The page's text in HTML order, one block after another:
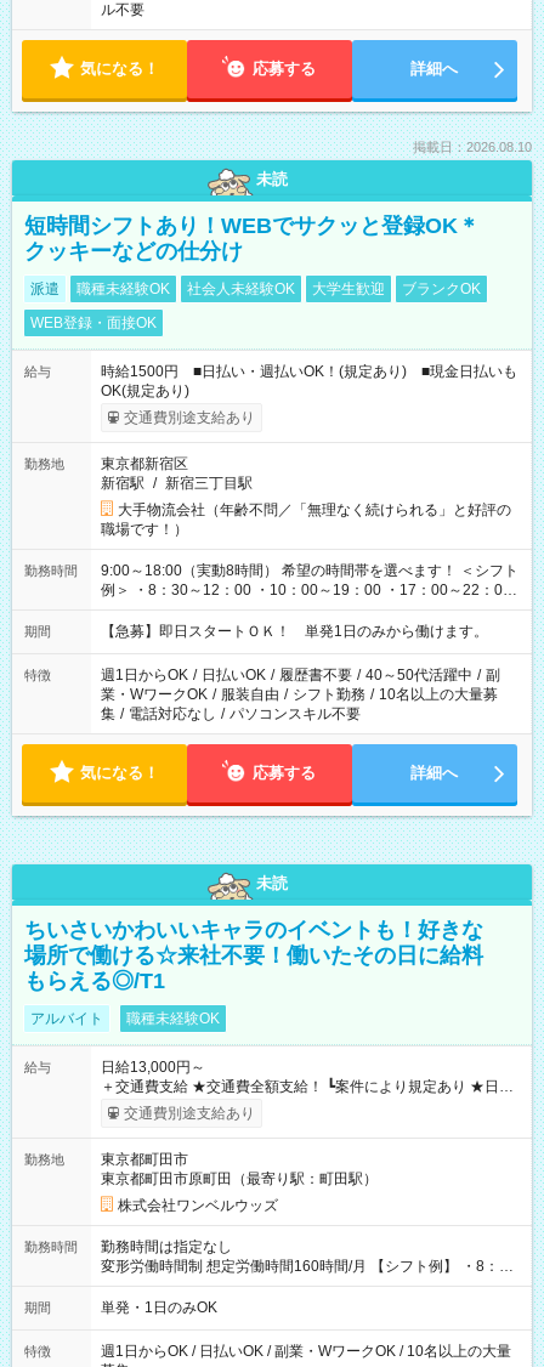
ル不要
気になる！ 応募する 詳細へ
掲載日：2026.08.10
未読
短時間シフトあり！WEBでサクッと登録OK＊
クッキーなどの仕分け
派遣 職種未経験OK 社会人未経験OK 大学生歓迎
ブランクOK
WEB登録・面接OK
給与
時給1500円 ■日払い・週払いOK！(規定あり) ■現金日払いも
OK(規定あり)
交通費別途支給あり
勤務地
東京都新宿区
新宿駅 / 新宿三丁目駅
大手物流会社（年齢不問／「無理なく続けられる」と好評の
職場です！）
勤務時間
9:00～18:00（実動8時間） 希望の時間帯を選べます！ ＜シフト
例＞ ・8：30～12：00 ・10：00～19：00 ・17：00～22：00
・13：00～22：00 ・22：00～翌6：00 など
期間 【急募】即日スタートＯＫ！ 単発1日のみから働けます。
特徴 週1日からOK / 日払いOK / 履歴書不要 / 40～50代活躍中 / 副
業・WワークOK / 服装自由 / シフト勤務 / 10名以上の大量募
集 / 電話対応なし / パソコンスキル不要
気になる！ 応募する 詳細へ
未読
ちいさいかわいいキャラのイベントも！好きな
場所で働ける☆来社不要！働いたその日に給料
もらえる◎/T1
アルバイト 職種未経験OK
給与
日給13,000円～
＋交通費支給 ★交通費全額支給！ ┗案件により規定あり ★日払
いOK！（規定あり） ┗働いたその日に現金GET♪ お仕事後はコ
ンビニATMから 日払い分を引き落とせます！ 【試用期間】試
交通費別途支給あり
勤務地
東京都町田市
東京都町田市原町田（最寄り駅：町田駅）
株式会社ワンベルウッズ
勤務時間
勤務時間は指定なし
変形労働時間制 想定労働時間160時間/月 【シフト例】 ・8：00
～21：00
期間 単発・1日のみOK
特徴
週1日からOK / 日払いOK / 副業・WワークOK / 10名以上の大量